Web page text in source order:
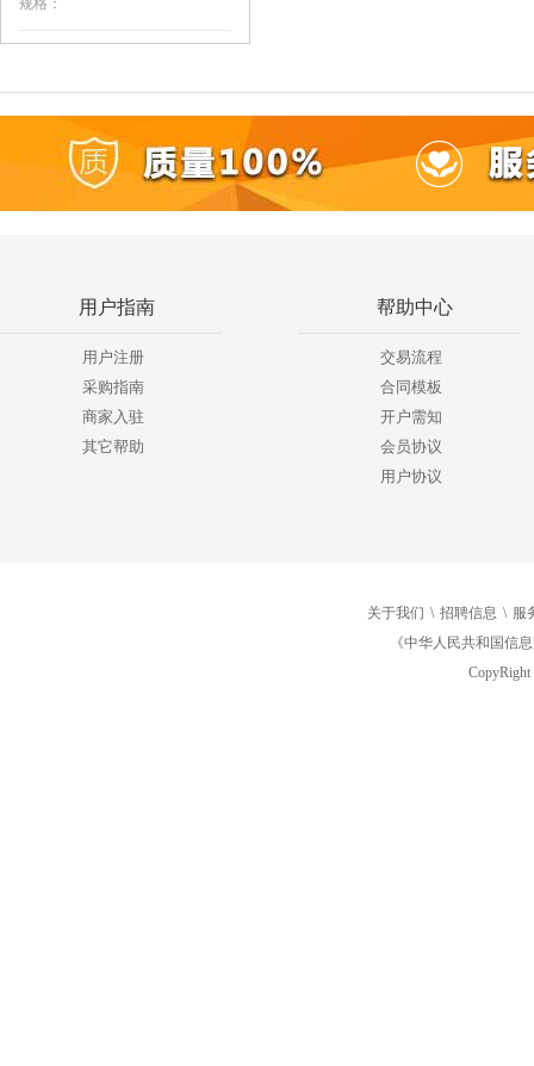
规格：
用户指南
用户注册
采购指南
商家入驻
其它帮助
帮助中心
交易流程
合同模板
开户需知
会员协议
用户协议
关于我们 \ 招聘信息 \ 服
《中华人民共和国信
CopyRight